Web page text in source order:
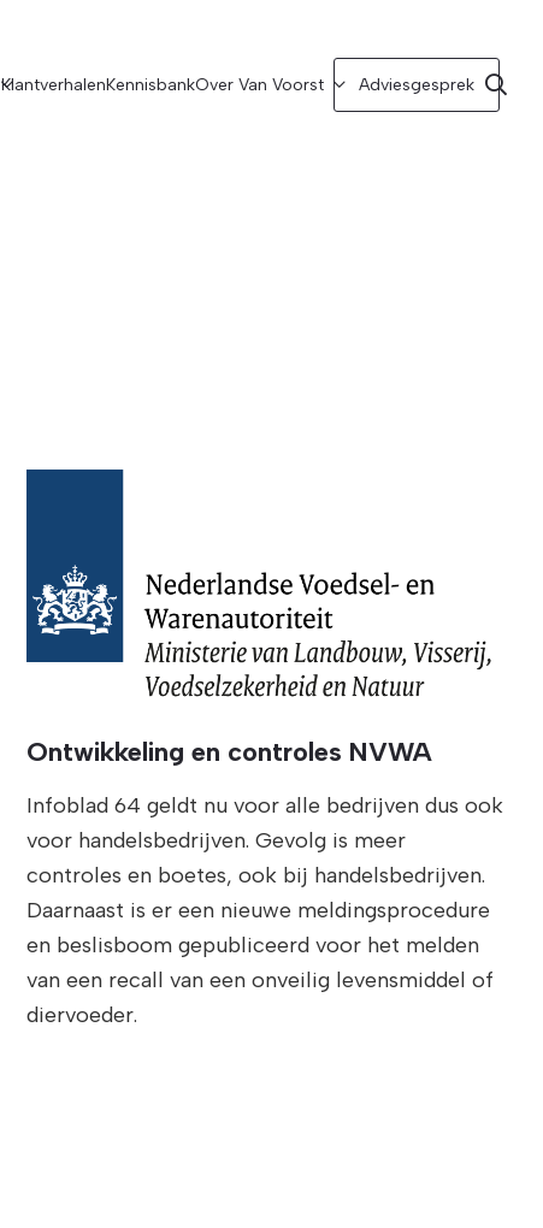
KlantverhalenKennisbankOver Van Voorst Adviesgesprek
Ontwikkeling en controles NVWA
Infoblad 64 geldt nu voor alle bedrijven dus ook
voor handelsbedrijven. Gevolg is meer
controles en boetes, ook bij handelsbedrijven.
Daarnaast is er een nieuwe meldingsprocedure
en beslisboom gepubliceerd voor het melden
van een recall van een onveilig levensmiddel of
diervoeder.